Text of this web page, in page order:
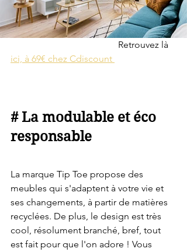
                                              Retrouvez là
ici, à 69€ chez Cdiscount
# La modulable et éco
responsable
La marque Tip Toe propose des
meubles qui s'adaptent à votre vie et
ses changements, à partir de matières
recyclées. De plus, le design est très
cool, résolument branché, bref, tout
est fait pour que l'on adore ! Vous